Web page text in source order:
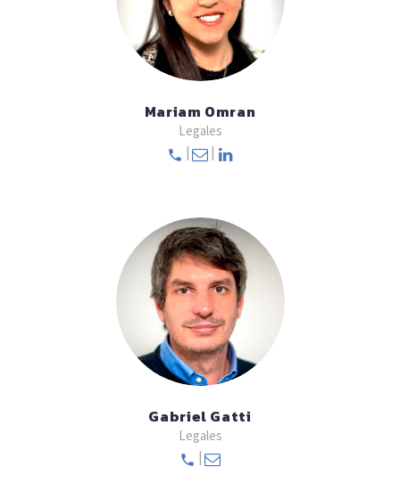
Mariam Omran
Legales
|
|
Gabriel Gatti
Legales